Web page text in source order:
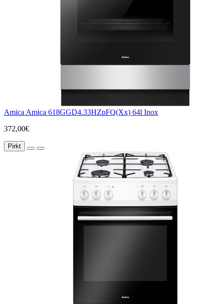
Amica Amica 618GGD4.33HZpFQ(Xx) 64l Inox
372,00€
Pirkt